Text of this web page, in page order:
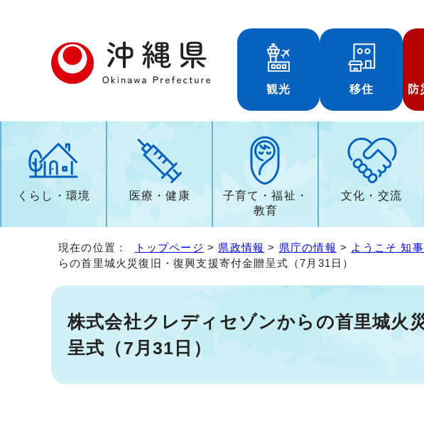
観光 移住 防
くらし・環境 医療・健康
子育て・福祉・
教育
文化・交流
現在の位置： トップページ > 県政情報 > 県庁の情報 > ようこそ 知事
らの首里城火災復旧・復興支援寄付金贈呈式（7月31日）
株式会社クレディセゾンからの首里城火
呈式（7月31日）